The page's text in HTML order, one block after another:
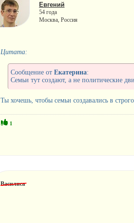
Евгений
54 года
Москва, Россия
Цитата:
Сообщение от Екатерина:
Семьи тут создают, а не политические
Ты хочешь, чтобы семьи создавались в
1
Василиса